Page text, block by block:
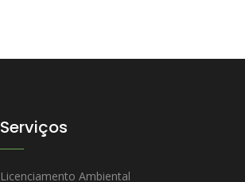
Serviços
Licenciamento Ambiental